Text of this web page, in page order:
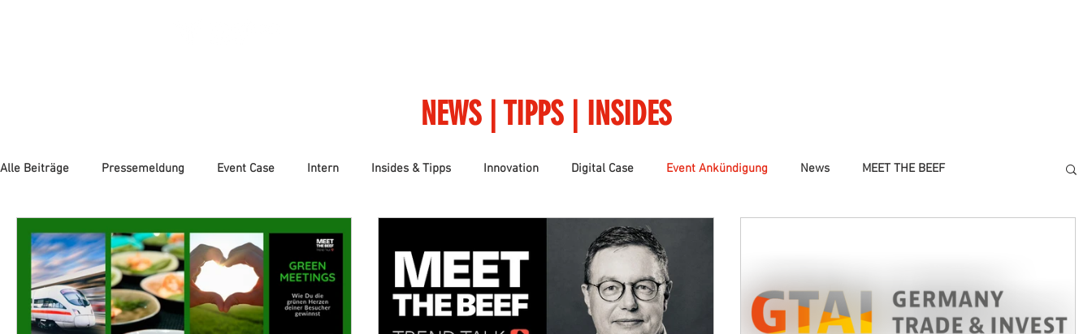
NEWS | TIPPS | INSIDES
Alle Beiträge Pressemeldung Event Case Intern Insides & Tipps Innovation Digital Case Event Ankündigung News MEET THE BEEF
Nachhaltigkeit